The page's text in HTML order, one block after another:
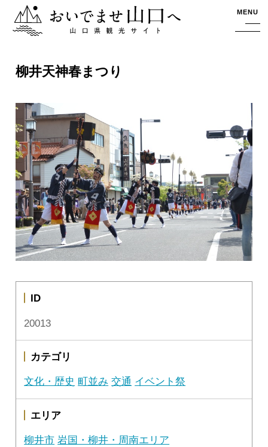
おいでませ山口へー山口県観光サイト MENU
柳井天神春まつり
ID
20013
カテゴリ
文化・歴史 町並み 交通 イベント祭
エリア
柳井市 岩国・柳井・周南エリア